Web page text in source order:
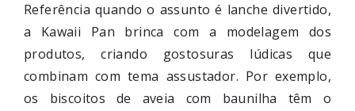
Referência quando o assunto é lanche divertido,
a Kawaii Pan brinca com a modelagem dos
produtos, criando gostosuras lúdicas que
combinam com tema assustador. Por exemplo,
os biscoitos de aveia com baunilha têm o